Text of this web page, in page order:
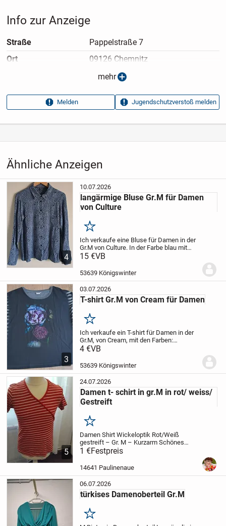
Ähnliche Anzeigen
4
10.07.2026
langärmige Bluse Gr.M für Damen
von Culture
Merken
Ich verkaufe eine Bluse für Damen in der
Gr.M von Culture. In der Farbe blau mit
schwarzem Klecksmuster. Mit Kragen
zu Achsel: 48cm, Länge ab Schulter:
15 €VB
53639 Königswinter
3
03.07.2026
T-shirt Gr.M von Cream für Damen
Merken
Ich verkaufe ein T-shirt für Damen in der
Gr.M, von Cream, mit den Farben:
grau/schwarz/lila, vorne mit Blumenmotiv
Achsel zu Achsel: 52cm, Länge: 50cm....
4 €VB
53639 Königswinter
5
24.07.2026
Damen t- schirt in gr.M in rot/ weiss/
Gestreift
Merken
Damen Shirt Wickeloptik Rot/Weiß
gestreift – Gr. M – KurzarmSchönes
Damen-Shirt in Größe M in Rot mit weißen
Querstreifen.
femininen V-Ausschnitt in Wickeloptik
1 €Festpreis
14641 Paulinenaue
06.07.2026
türkises Damenoberteil Gr.M
Merken
Info zur Anzeige
Straße
Pappelstraße 7
Ort
09126 Chemnitz
Privatangebot
Anzeigen­kennung
bd5ca309
Aufrufe dieser
49
Damenkleidung
Damen-Sweatshirts
mehr
Melden Jugendschutzverstoß melden